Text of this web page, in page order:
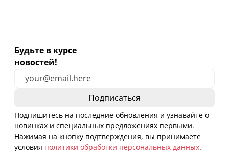
Будьте в курсе
новостей!
Подпишитесь на последние обновления и узнавайте о
новинках и специальных предложениях первыми.
Нажимая на кнопку подтверждения, вы принимаете
условия политики обработки персональных данных.